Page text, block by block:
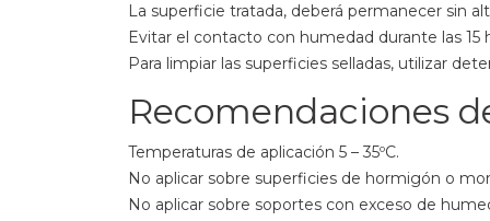
La superficie tratada, deberá permanecer sin
Evitar el contacto con humedad durante las 15
Para limpiar las superficies selladas, utilizar
Recomendaciones
Temperaturas de aplicación 5 – 35ºC.
No aplicar sobre superficies de hormigón o
No aplicar sobre soportes con exceso de